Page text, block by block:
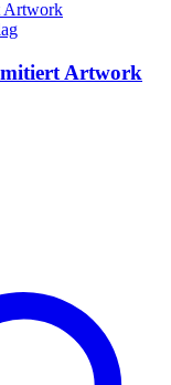
Artwork